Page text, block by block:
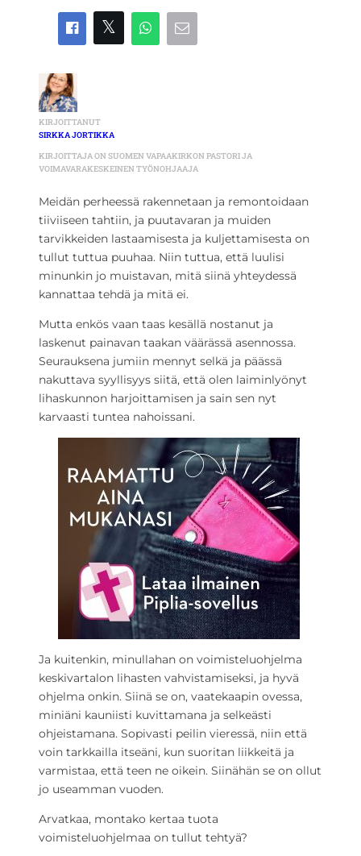
KIRJOITTANUT
SIRKKA JORTIKKA
KIRJOITTAJA ON SUOMEN VAPAAKIRKON PASTORI JA
VOIMAVARAKESKEINEN TYÖNOHJAAJA
Meidän perheessä rakennetaan ja remontoidaan
tiiviiseen tahtiin, ja puutavaran ja muiden
tarvikkeiden lastaamisesta ja kuljettamisesta on
tullut tuttua puuhaa. Niin tuttua, että luulisi
minunkin jo muistavan, mitä siinä yhteydessä
kannattaa tehdä ja mitä ei.
Mutta enkös vaan taas kesällä nostanut ja
laskenut painavan taakan väärässä asennossa.
Seurauksena jumiin mennyt selkä ja päässä
nakuttava syyllisyys siitä, että olen laiminlyönyt
lihaskunnon harjoittamisen ja sain sen nyt
karvaasti tuntea nahoissani.
Ja kuitenkin, minullahan on voimisteluohjelma
keskivartalon lihasten vahvistamiseksi, ja hyvä
ohjelma onkin. Siinä se on, vaatekaapin ovessa,
miniäni kauniisti kuvittamana ja selkeästi
ohjeistamana. Sopivasti peilin vieressä, niin että
voin tarkkailla itseäni, kun suoritan liikkeitä ja
varmistaa, että teen ne oikein. Siinähän se on ollut
jo useamman vuoden.
Arvatkaa, montako kertaa tuota
voimisteluohjelmaa on tullut tehtyä?